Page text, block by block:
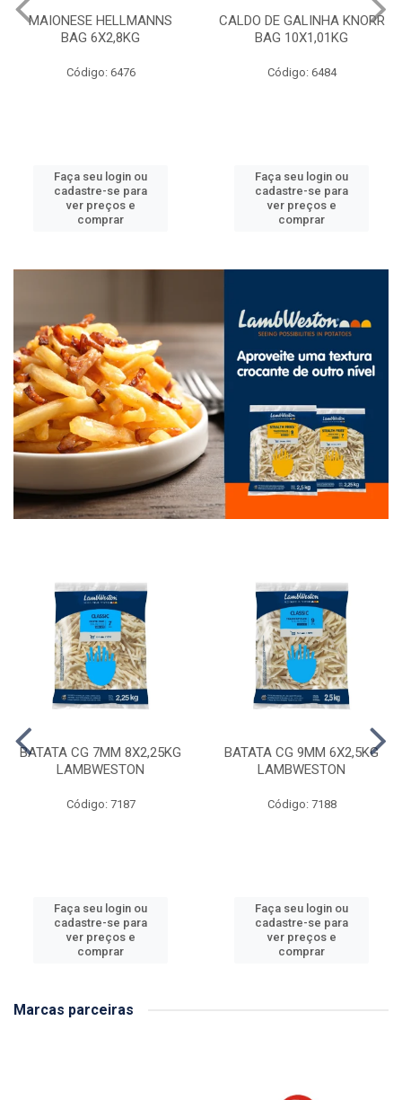
MAIONESE HELLMANNS
BAG 6X2,8KG
Código: 6476
Faça seu login ou
cadastre-se para
ver preços e
comprar
CALDO DE GALINHA KNORR
BAG 10X1,01KG
Código: 6484
Faça seu login ou
cadastre-se para
ver preços e
comprar
BATATA CG 7MM 8X2,25KG
LAMBWESTON
Código: 7187
Faça seu login ou
cadastre-se para
ver preços e
comprar
BATATA CG 9MM 6X2,5KG
LAMBWESTON
Código: 7188
Faça seu login ou
cadastre-se para
ver preços e
comprar
Marcas parceiras